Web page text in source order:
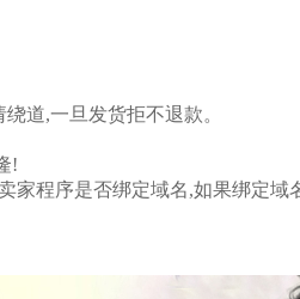
道,一旦发货拒不退款。
!
程序是否绑定域名,如果绑定